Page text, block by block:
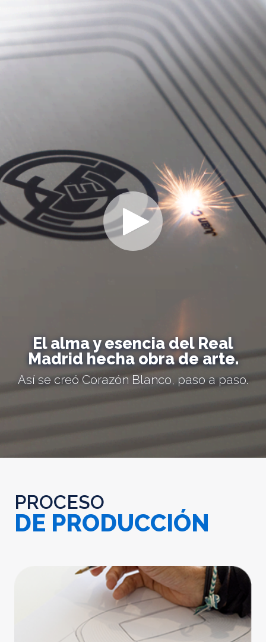
El alma y esencia del Real
Madrid hecha obra de arte.
Así se creó Corazón Blanco, paso a paso.
PROCESO
DE PRODUCCIÓN